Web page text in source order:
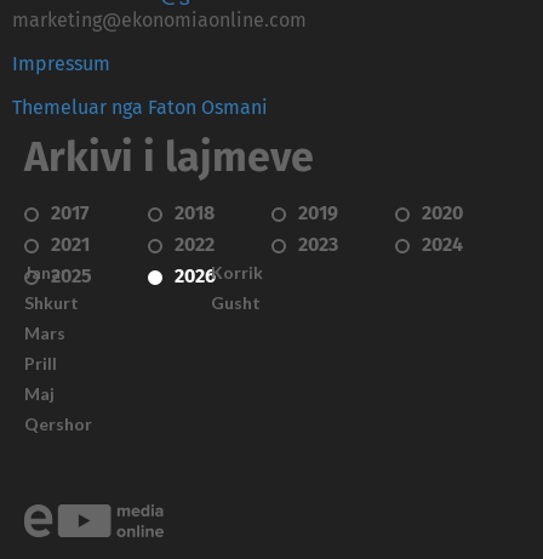
marketing@ekonomiaonline.com
Impressum
Themeluar nga Faton Osmani
Arkivi i lajmeve
2017 2018 2019
2020
2021
2022 2023
2024
2025
2026
Janar
Shkurt
Mars
Prill
Maj
Qershor
Korrik
Gusht